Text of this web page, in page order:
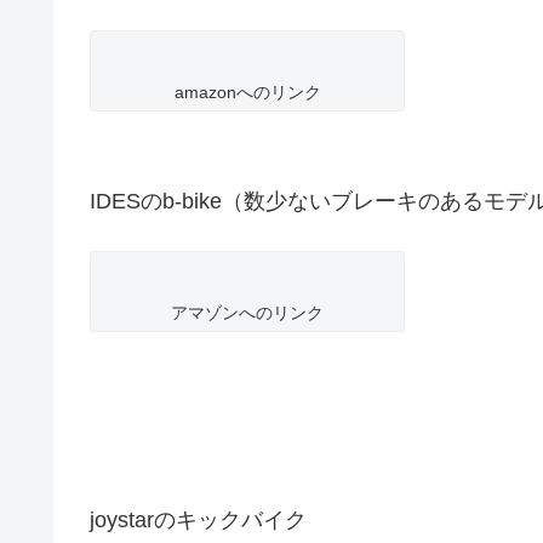
amazonへのリンク
IDESのb-bike（数少ないブレーキのあるモデ
アマゾンへのリンク
joystarのキックバイク